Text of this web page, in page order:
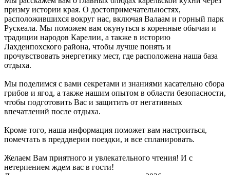
призму истории края. О достопримечательностях,
расположившихся вокруг нас, включая Валаам и горный парк
Рускеала. Мы поможем вам окунуться в коренные обычаи и
традиции народов Карелии, а также в историю
Лахденпохского района, чтобы лучше понять и
прочувствовать энергетику мест, где расположена наша база
отдыха.
Мы поделимся с вами секретами и знаниями касательно сбора
грибов и ягод, а также нашим опытом в области безопасности,
чтобы подготовить Вас и защитить от негативных
впечатлений после отдыха.
Кроме того, наша информация поможет вам настроиться,
помечтать в преддверии поездки, и все спланировать.
Желаем Вам приятного и увлекательного чтения! И с
нетерпением ждем вас в гости!